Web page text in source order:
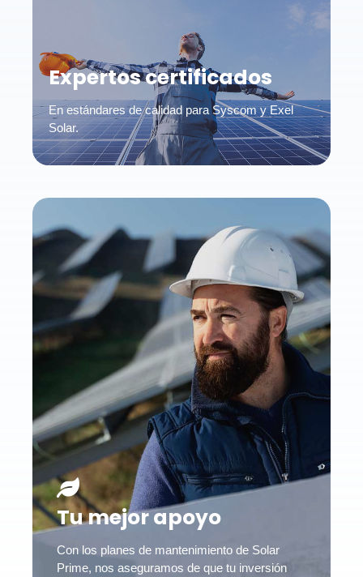
Expertos certificados
En estándares de calidad para Syscom y Exel
Solar.
Tu mejor apoyo
Con los planes de mantenimiento de Solar
Prime, nos aseguramos de que tu inversión